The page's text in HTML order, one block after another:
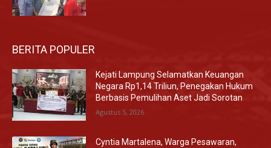
BERITA POPULER
Kejati Lampung Selamatkan Keuangan
Negara Rp1,14 Triliun, Penegakan Hukum
Berbasis Pemulihan Aset Jadi Sorotan
Agustus 5, 2026
Cyntia Martalena, Warga Pesawaran,